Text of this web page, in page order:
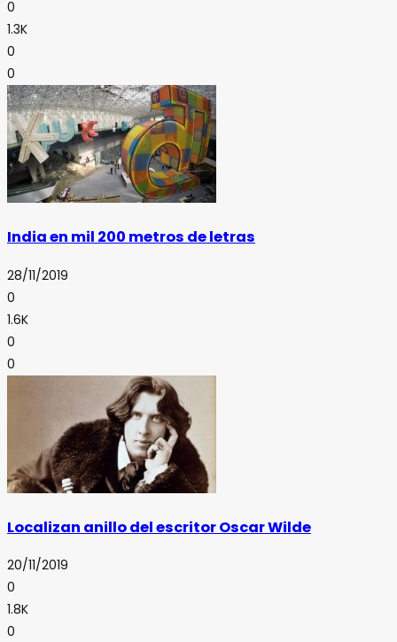
0
1.3K
0
0
India en mil 200 metros de letras
28/11/2019
0
1.6K
0
0
Localizan anillo del escritor Oscar Wilde
20/11/2019
0
1.8K
0